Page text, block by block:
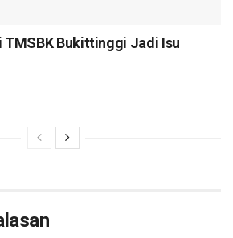
TMSBK Bukittinggi Jadi Isu